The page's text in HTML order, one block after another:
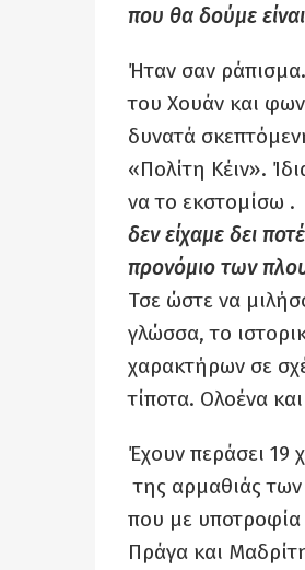
που θα δούμε
Ήταν σαν
του Χουάν και
δυνατά
«Πολίτη Κέιν».
να το εκστομίσω
δεν είχαμε δει
προνόμιο των
Τσε ώστε να
γλώσσα, το
χαρακτήρων σε
τίποτα. Ολοένα
Έχουν περάσει 19
της αρμαθιάς των
που με υποτροφία
Πράγα και